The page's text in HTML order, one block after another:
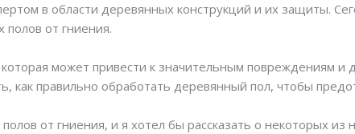
в области деревянных конструкций и их защиты.
от гниения.
может привести к значительным повреждениям и
как правильно обработать деревянный пол, чтобы
от гниения, и я хотел бы рассказать о некоторых из